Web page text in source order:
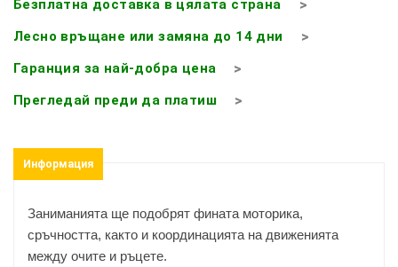
Безплатна доставка в цялата страна
Лесно връщане или замяна до 14 дни
Гаранция за най-добра цена
Прегледай преди да платиш
Информация
Заниманията ще подобрят фината моторика,
сръчността, както и координацията на движенията
между очите и ръцете.